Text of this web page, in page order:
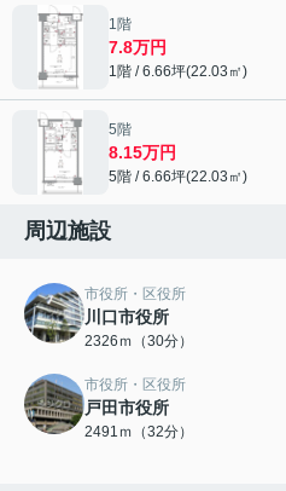
1階
7.8万円
1階 / 6.66坪(22.03㎡)
5階
8.15万円
5階 / 6.66坪(22.03㎡)
周辺施設
市役所・区役所
川口市役所
2326ｍ（30分）
市役所・区役所
戸田市役所
2491ｍ（32分）